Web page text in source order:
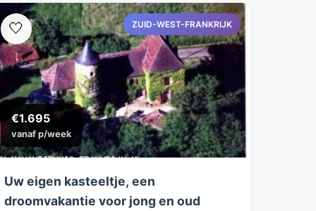
ZUID-WEST-FRANKRIJK
€1.695
vanaf p/week
🤍
Uw eigen kasteeltje, een
droomvakantie voor jong en oud